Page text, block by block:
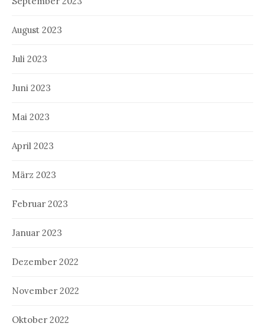
August 2023
Juli 2023
Juni 2023
Mai 2023
April 2023
März 2023
Februar 2023
Januar 2023
Dezember 2022
November 2022
Oktober 2022